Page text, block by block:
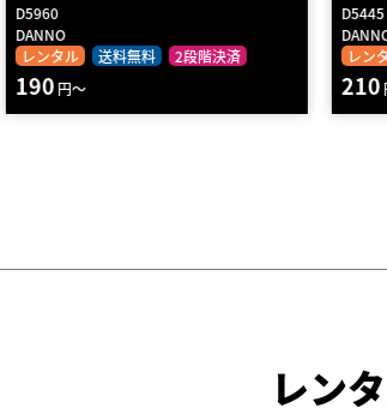
D5445
DANNO
レンタル
送料無料 2段階決済
210円～
D7210
レン
110
レン